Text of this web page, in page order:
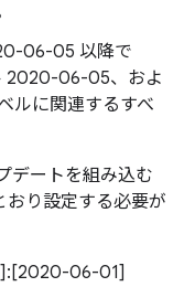
06-05 以降で
2020-06-05、およ
ルに関連するすべ
デートを組み込む
り設定する必要が
06-01]